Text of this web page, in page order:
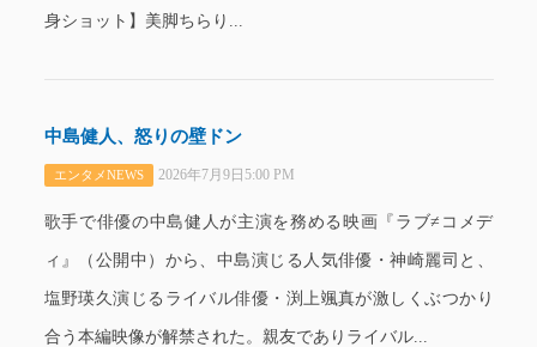
身ショット】美脚ちらり...
中島健人、怒りの壁ドン
エンタメNEWS 2026年7月9日5:00 PM
歌手で俳優の中島健人が主演を務める映画『ラブ≠コメデ
ィ』（公開中）から、中島演じる人気俳優・神崎麗司と、
塩野瑛久演じるライバル俳優・渕上颯真が激しくぶつかり
合う本編映像が解禁された。親友でありライバル...